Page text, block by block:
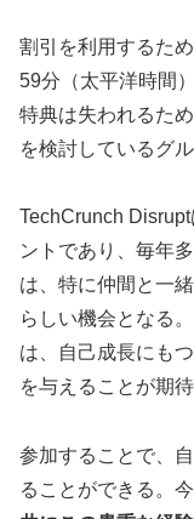
割引を利用するた
59分（太平洋時間
特典は失われるた
を検討しているグ
TechCrunch
ントであり、毎年
は、特に仲間と一
らしい機会となる
は、自己成長にも
を与えることが期待
参加することで、
ることができる。